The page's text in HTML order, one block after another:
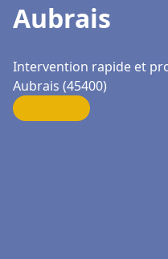
Aubrais
Intervention rapide et
Aubrais (45400)